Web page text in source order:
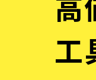
工